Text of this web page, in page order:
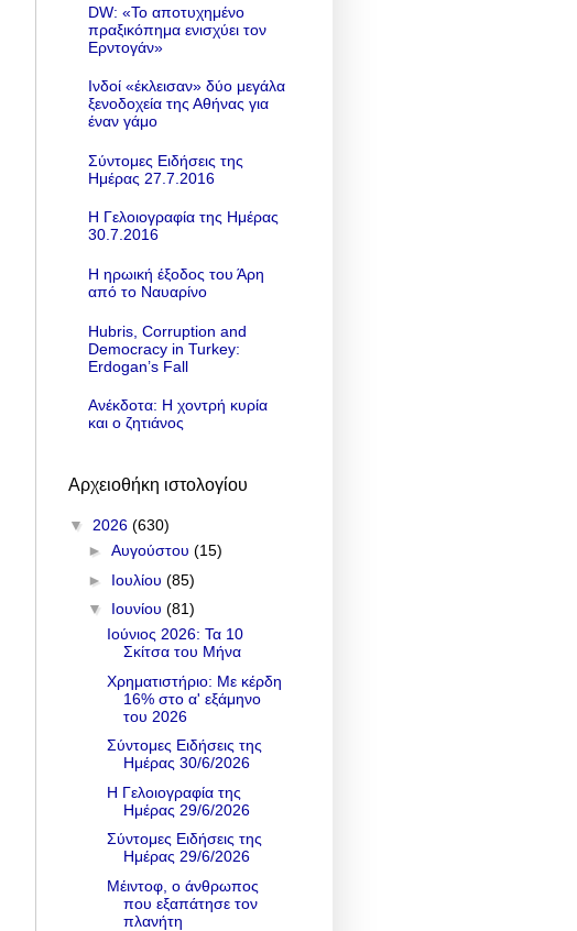
DW: «To αποτυχημένο
πραξικόπημα ενισχύει τον
Ερντογάν»
Ινδοί «έκλεισαν» δύο μεγάλα
ξενοδοχεία της Αθήνας για
έναν γάμο
Σύντομες Ειδήσεις της
Ημέρας 27.7.2016
Η Γελοιογραφία της Ημέρας
30.7.2016
Η ηρωική έξοδος του Άρη
από το Ναυαρίνο
Hubris, Corruption and
Democracy in Turkey:
Erdogan’s Fall
Ανέκδοτα: Η χοντρή κυρία
και ο ζητιάνος
Αρχειοθήκη ιστολογίου
▼ 2026 (630)
► Αυγούστου (15)
► Ιουλίου (85)
▼ Ιουνίου (81)
Ιούνιος 2026: Τα 10
Σκίτσα του Μήνα
Χρηματιστήριο: Με κέρδη
16% στο α' εξάμηνο
του 2026
Σύντομες Ειδήσεις της
Ημέρας 30/6/2026
Η Γελοιογραφία της
Ημέρας 29/6/2026
Σύντομες Ειδήσεις της
Ημέρας 29/6/2026
Μέιντοφ, ο άνθρωπος
που εξαπάτησε τον
πλανήτη